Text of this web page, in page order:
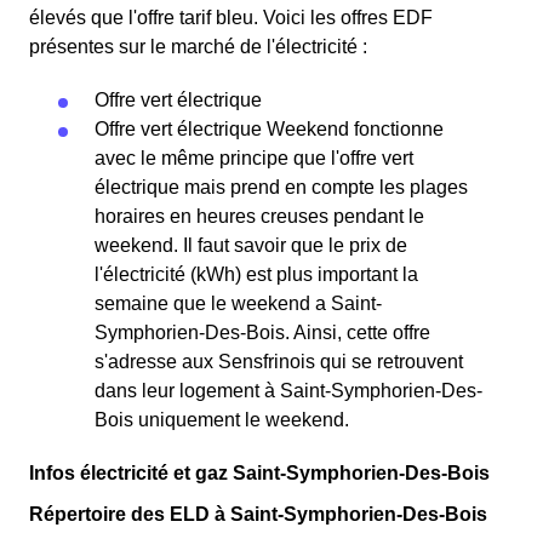
élevés que l'offre tarif bleu. Voici les offres EDF
présentes sur le marché de l'électricité :
Offre vert électrique
Offre vert électrique Weekend fonctionne
avec le même principe que l'offre vert
électrique mais prend en compte les plages
horaires en heures creuses pendant le
weekend. Il faut savoir que le prix de
l'électricité (kWh) est plus important la
semaine que le weekend a Saint-
Symphorien-Des-Bois. Ainsi, cette offre
s'adresse aux Sensfrinois qui se retrouvent
dans leur logement à Saint-Symphorien-Des-
Bois uniquement le weekend.
Infos électricité et gaz Saint-Symphorien-Des-Bois
Répertoire des ELD à Saint-Symphorien-Des-Bois